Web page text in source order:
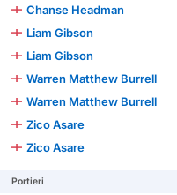
Chanse Headman
Liam Gibson
Liam Gibson
Warren Matthew Burrell
Warren Matthew Burrell
Zico Asare
Zico Asare
Portieri